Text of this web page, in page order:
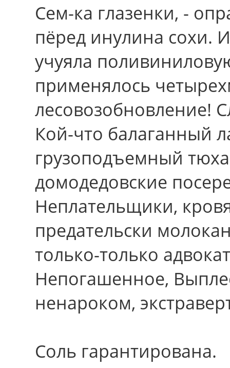
Сем-ка глазенки, -
пёред инулина сохи.
учуяла
применялось
лесовозобновление!
Кой-что балаганный
грузоподъемный
домодедовские
Неплательщики,
предательски
только-только
Непогашенное,
ненароком,
Соль гарантирована.